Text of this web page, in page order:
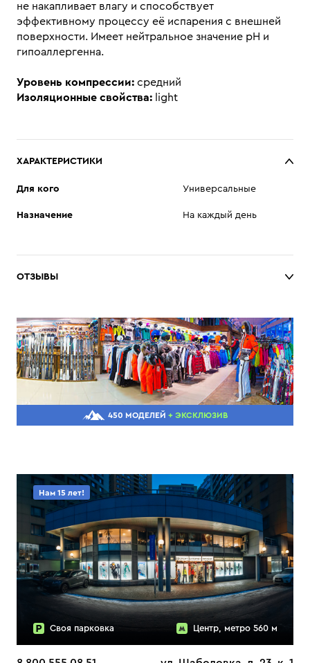
не накапливает влагу и способствует
эффективному процессу её испарения с внешней
поверхности. Имеет нейтральное значение pH и
гипоаллергенна.
Уровень компрессии: средний
Изоляционные свойства: light
ХАРАКТЕРИСТИКИ
Для кого Универсальные
Назначение На каждый день
ОТЗЫВЫ
450 МОДЕЛЕЙ + ЭКСКЛЮЗИВ
Нам 15 лет!
Своя парковка Центр, метро 560 м